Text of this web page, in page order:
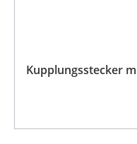
Kupplungsstecker